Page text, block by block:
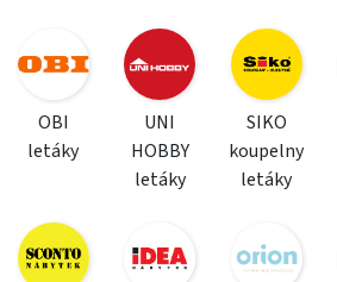
OBI
letáky
UNI
HOBBY
letáky
SIKO
koupelny
letáky